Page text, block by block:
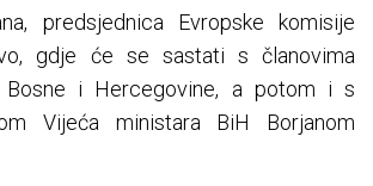
predsjednica Evropske komisije
gdje će se sastati s članovima
Bosne i Hercegovine, a potom i s
Vijeća ministara BiH Borjanom